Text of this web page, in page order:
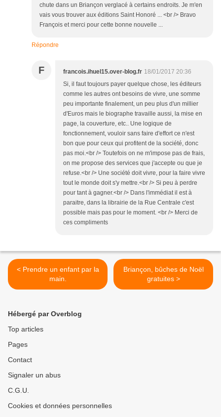
chute dans un Briançon verglacé à certains endroits. Je m'en
vais vous trouver aux éditions Saint Honoré ... <br /> Bravo
François et merci pour cette bonne nouvelle ...
Répondre
F francois.ihuel15.over-blog.fr 18/01/2017 20:36
Si, il faut toujours payer quelque chose, les éditeurs
comme les autres ont besoins de vivre, une somme
peu importante finalement, un peu plus d'un millier
d'Euros mais le biographe travaille aussi, la mise en
page, la couverture, etc.. Une logique de
fonctionnement, vouloir sans faire d'effort ce n'est
bon que pour ceux qui profitent de la société, donc
pas moi.<br /> Toutefois on ne m'impose pas de frais,
on me propose des services que j'accepte ou que je
refuse.<br /> Une société doit vivre, pour la faire vivre
tout le monde doit s'y mettre.<br /> Si peu à perdre
pour tant à gagner.<br /> Dans l'immédiat il est à
paraitre, dans la librairie de la Rue Centrale c'est
possible mais pas pour le moment. <br /> Merci de
ces compliments
< Prendre un enfant par la
main.
Briançon, bûches de Noël
gratuites >
Hébergé par Overblog
Top articles
Pages
Contact
Signaler un abus
C.G.U.
Cookies et données personnelles